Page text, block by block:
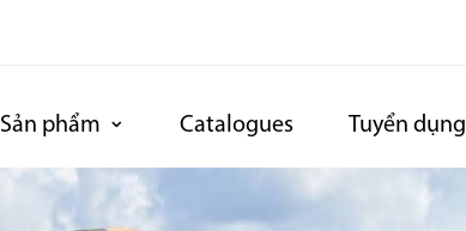
Sản phẩm Catalogues Tuyển dụng